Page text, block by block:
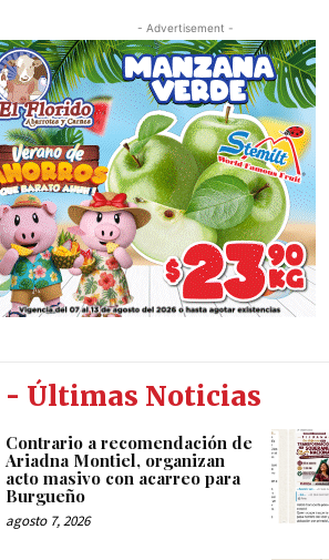
- Advertisement -
- Últimas Noticias
Contrario a recomendación de
Ariadna Montiel, organizan
acto masivo con acarreo para
Burgueño
agosto 7, 2026